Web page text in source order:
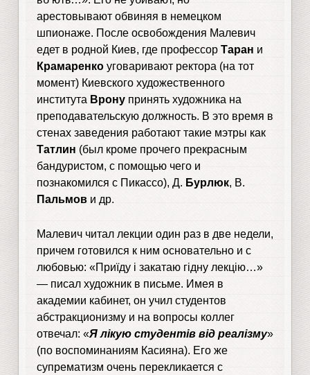
арестовывают обвиняя в немецком
шпионаже. После освобождения Малевич
едет в родной Киев, где профессор Таран и
Крамаренкоуговаривают ректора (на тот
момент) Киевского художественного
института Вронупринять художника на
преподавательскую должность. В это время в
стенах заведения работают такие мэтры как
Татлин (был кроме прочего прекрасным
бандуристом, с помощью чего и
познакомился с Пикассо), Д. Бурлюк, В.
Пальмови др.
Малевич читал лекции один раз в две недели,
причем готовился к ним основательно и с
любовью: «Приїду і закатаю гідну лекцію…»
— писал художник в письме. Имея в
академии кабинет, он учил студентов
абстракционизму и на вопросы коллег
отвечал: «Я лікую студентів від реалізму»
(по воспоминаниям Касияна). Его же
супрематизм очень перекликается с